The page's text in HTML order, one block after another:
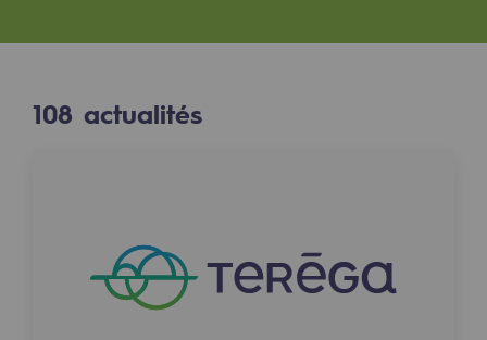
Gouvernance
Où nous trouver
Les énergies d'avenir
108 actualités